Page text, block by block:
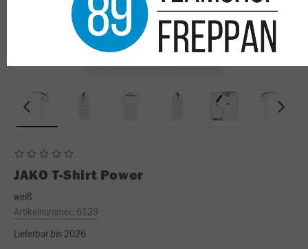
JAKO T-Shirt Power
weiß
Artikelnummer: 6123
Lieferbar bis 2026
mehr Infos
Datenschutz
Impressum